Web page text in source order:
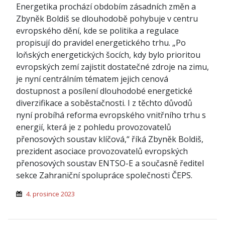
Energetika prochází obdobím zásadních změn a
Zbyněk Boldiš se dlouhodobě pohybuje v centru
evropského dění, kde se politika a regulace
propisují do pravidel energetického trhu. „Po
loňských energetických šocích, kdy bylo prioritou
evropských zemí zajistit dostatečné zdroje na zimu,
je nyní centrálním tématem jejich cenová
dostupnost a posílení dlouhodobé energetické
diverzifikace a soběstačnosti. I z těchto důvodů
nyní probíhá reforma evropského vnitřního trhu s
energií, která je z pohledu provozovatelů
přenosových soustav klíčová,“ říká Zbyněk Boldiš,
prezident asociace provozovatelů evropských
přenosových soustav ENTSO-E a současně ředitel
sekce Zahraniční spolupráce společnosti ČEPS.
4. prosince 2023